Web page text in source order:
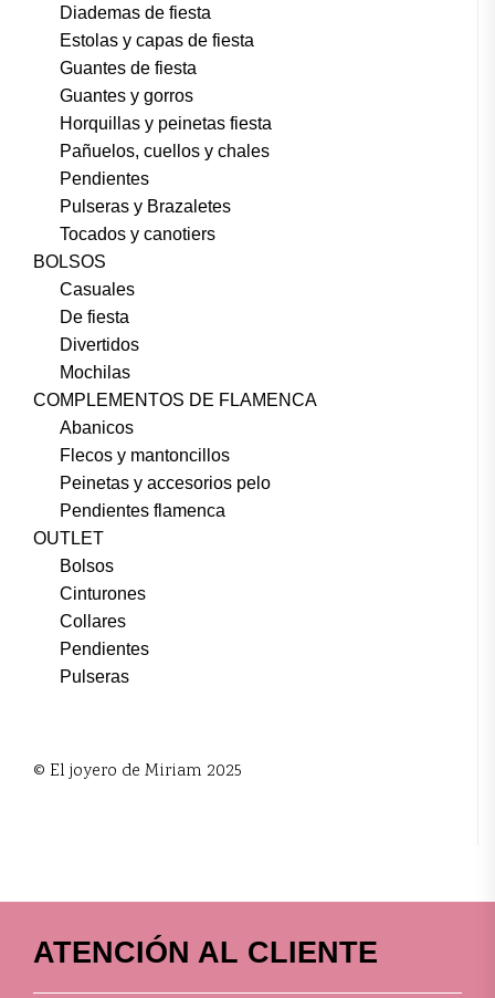
Diademas de fiesta
Estolas y capas de fiesta
Guantes de fiesta
Guantes y gorros
Horquillas y peinetas fiesta
Pañuelos, cuellos y chales
Pendientes
Pulseras y Brazaletes
Tocados y canotiers
BOLSOS
Casuales
De fiesta
Divertidos
Mochilas
COMPLEMENTOS DE FLAMENCA
Abanicos
Flecos y mantoncillos
Peinetas y accesorios pelo
Pendientes flamenca
OUTLET
Bolsos
Cinturones
Collares
Pendientes
Pulseras
© El joyero de Miriam 2025
ATENCIÓN AL CLIENTE